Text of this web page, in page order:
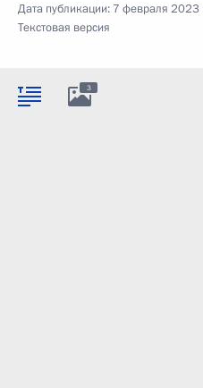
Дата публикации: 7 февраля 2023
Текстовая версия
3